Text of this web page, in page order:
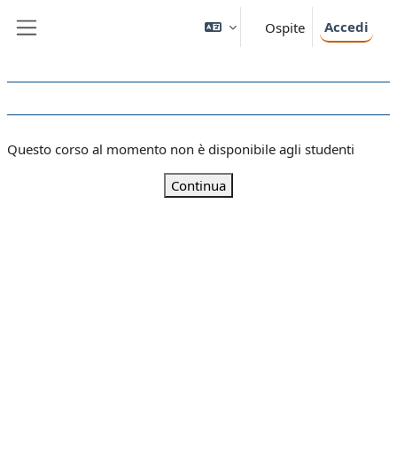
Ospite Accedi
Questo corso al momento non è disponibile agli studenti
Continua